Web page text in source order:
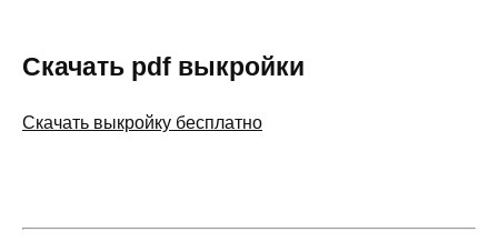
Скачать pdf выкройки
Скачать выкройку бесплатно